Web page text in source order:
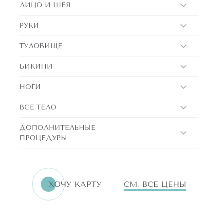
ЛИЦО И ШЕЯ
РУКИ
ТУЛОВИЩЕ
БИКИНИ
НОГИ
ВСЕ ТЕЛО
ДОПОЛНИТЕЛЬНЫЕ
ПРОЦЕДУРЫ
«Бьютилогия»
ERID:LjN8K4L1t
ХОЧУ КАРТУ СМ. ВСЕ ЦЕНЫ